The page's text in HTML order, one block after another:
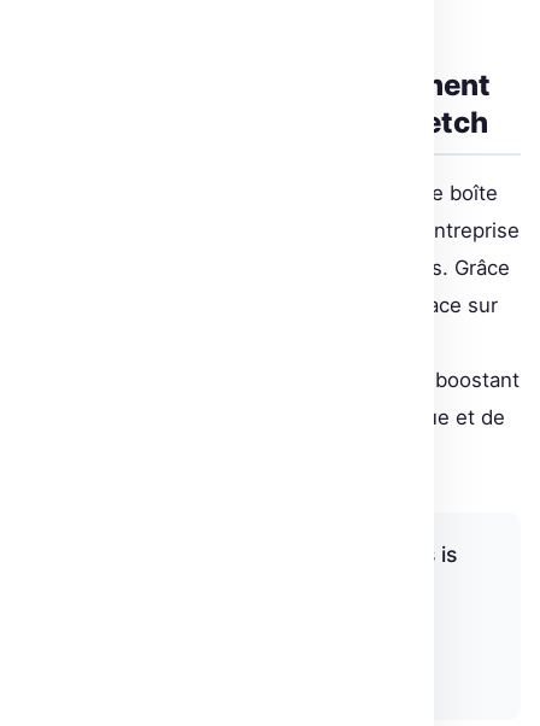
De l’ombre à la lumière : comment
Hugging Face a transformé Fetch
Initialement, la solution IA de Fetch était une boîte
noire. En collaborant avec Hugging Face, l’entreprise
a acquis la maîtrise totale sur ses processus. Grâce
au programme d’accélération de Hugging Face sur
reconnaissance et l’analyse de documents, boostant
ainsi ses capacités de recherche sémantique et de
“Easy access to Transformers models is